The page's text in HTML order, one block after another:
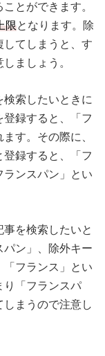
とができます。
限となります。除
てしまうと、す
ましょう。
索したいときに
録すると、「フ
す。その際に、
録すると、「フ
ランスパン」とい
を検索したいと
パン」、除外キー
「フランス」とい
り「フランスパ
まうので注意し